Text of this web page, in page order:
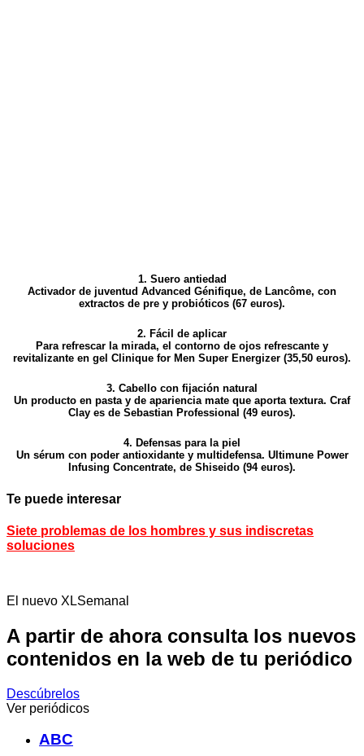
1. Suero antiedad
Activador de juventud Advanced Génifique, de Lancôme, con
extractos de pre y probióticos (67 euros).
2. Fácil de aplicar
Para refrescar la mirada, el contorno de ojos refrescante y
revitalizante en gel Clinique for Men Super Energizer (35,50 euros).
3. Cabello con fijación natural
Un producto en pasta y de apariencia mate que aporta textura. Craf
Clay es de Sebastian Professional (49 euros).
4. Defensas para la piel
Un sérum con poder antioxidante y multidefensa. Ultimune Power
Infusing Concentrate, de Shiseido (94 euros).
Te puede interesar
Siete problemas de los hombres y sus indiscretas
soluciones
El nuevo XLSemanal
A partir de ahora consulta los nuevos
contenidos en la web de tu periódico
Descúbrelos
Ver periódicos
ABC